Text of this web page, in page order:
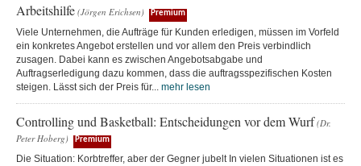
Arbeitshilfe (Jörgen Erichsen) Premium
Viele Unternehmen, die Aufträge für Kunden erledigen, müssen im Vorfeld
ein konkretes Angebot erstellen und vor allem den Preis verbindlich
zusagen. Dabei kann es zwischen Angebotsabgabe und
Auftragserledigung dazu kommen, dass die auftragsspezifischen Kosten
steigen. Lässt sich der Preis für... mehr lesen
Controlling und Basketball: Entscheidungen vor dem Wurf (Dr.
Peter Hoberg)
Premium
Die Situation: Korbtreffer, aber der Gegner jubelt In vielen Situationen ist es